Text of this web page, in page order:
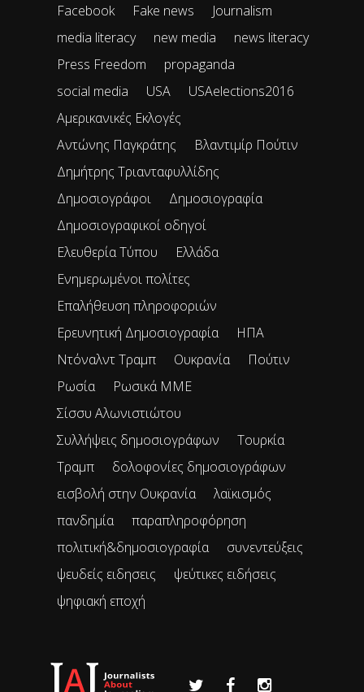
Facebook
Fake news
Journalism
media literacy
new media
news literacy
Press Freedom
propaganda
social media
USA
USAelections2016
Αμερικανικές Εκλογές
Αντώνης Παγκράτης
Βλαντιμίρ Πούτιν
Δημήτρης Τριανταφυλλίδης
Δημοσιογράφοι
Δημοσιογραφία
Δημοσιογραφικοί οδηγοί
Ελευθερία Τύπου
Ελλάδα
Ενημερωμένοι πολίτες
Επαλήθευση πληροφοριών
Ερευνητική Δημοσιογραφία
ΗΠΑ
Ντόναλντ Τραμπ
Ουκρανία
Πούτιν
Ρωσία
Ρωσικά ΜΜΕ
Σίσσυ Αλωνιστιώτου
Συλλήψεις δημοσιογράφων
Τουρκία
Τραμπ
δολοφονίες δημοσιογράφων
εισβολή στην Ουκρανία
λαϊκισμός
πανδημία
παραπληροφόρηση
πολιτική&δημοσιογραφία
συνεντεύξεις
ψευδείς ειδησεις
ψεύτικες ειδήσεις
ψηφιακή εποχή